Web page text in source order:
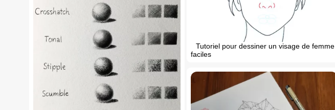
Tutoriel pour dessiner un visage de femme
faciles